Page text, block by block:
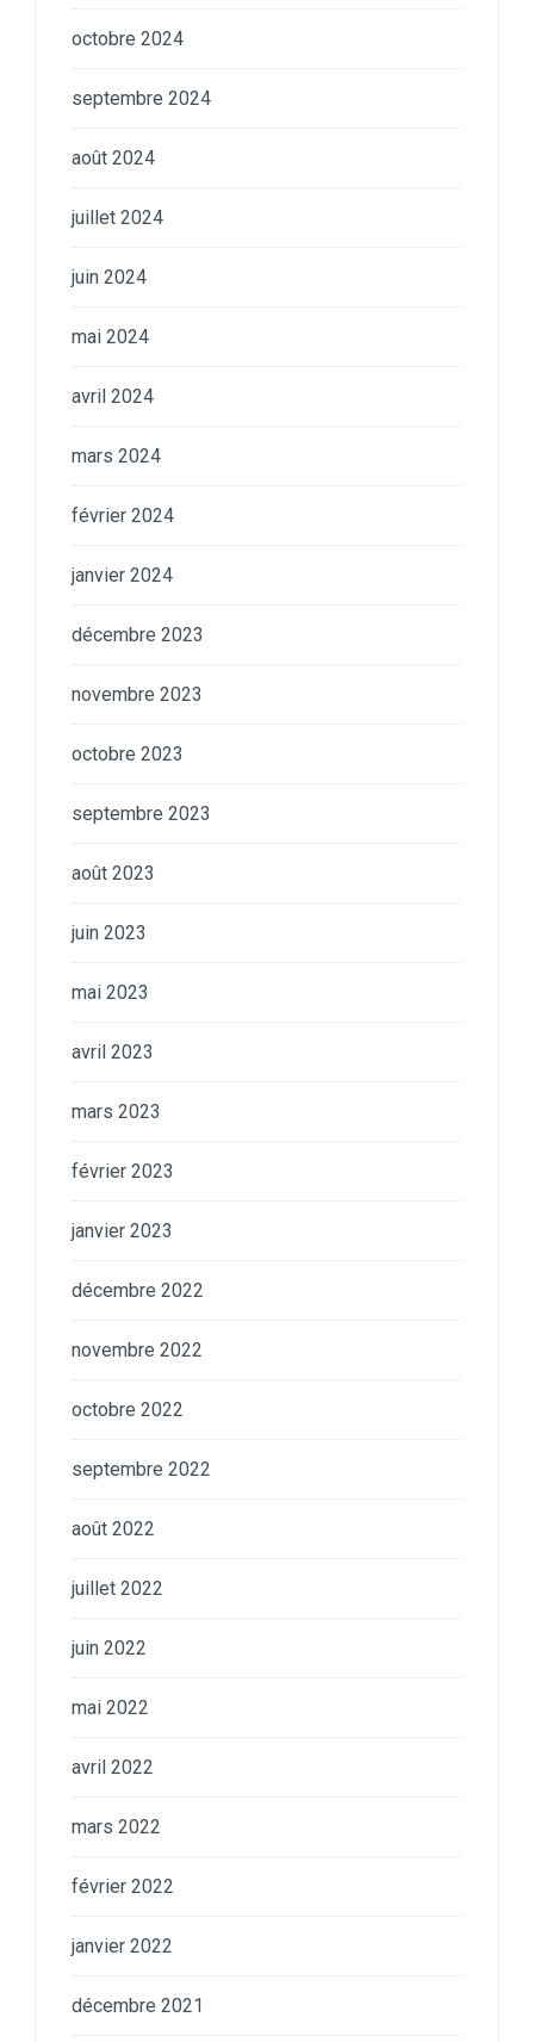
octobre 2024
septembre 2024
août 2024
juillet 2024
juin 2024
mai 2024
avril 2024
mars 2024
février 2024
janvier 2024
décembre 2023
novembre 2023
octobre 2023
septembre 2023
août 2023
juin 2023
mai 2023
avril 2023
mars 2023
février 2023
janvier 2023
décembre 2022
novembre 2022
octobre 2022
septembre 2022
août 2022
juillet 2022
juin 2022
mai 2022
avril 2022
mars 2022
février 2022
janvier 2022
décembre 2021